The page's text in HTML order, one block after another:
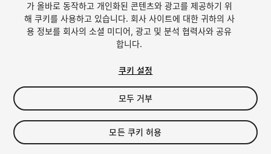
FREE
102viewsin the past week
가 올바로 동작하고 개인화된 콘텐츠와 광고를 제공하기 위
해 쿠키를 사용하고 있습니다. 회사 사이트에 대한 귀하의 사
용 정보를 회사의 소셜 미디어, 광고 및 분석 협력사와 공유
합니다.
쿠키 설정
모두 거부
모든 쿠키 허용